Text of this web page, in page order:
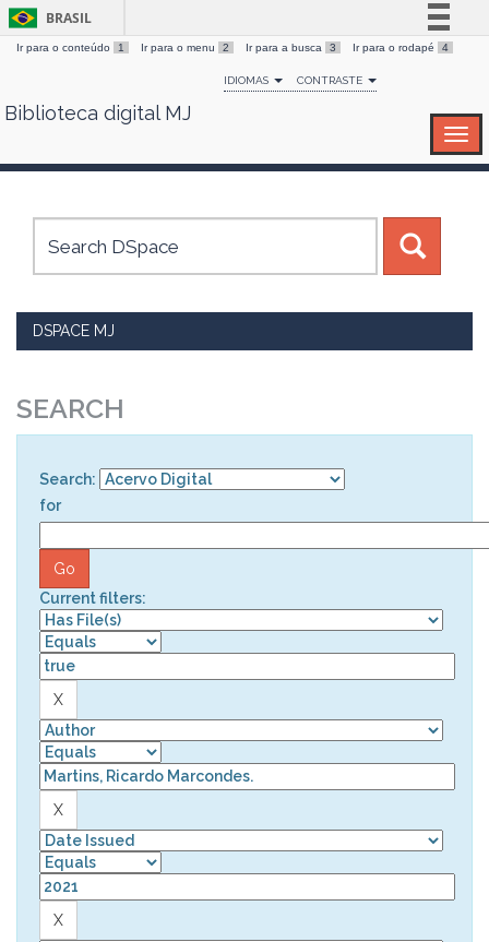
Skip
BRASIL
Simplifique!
Comunica BR
Canais
Ir para o conteúdo 1 Ir para o menu 2 Ir para a busca 3 Ir para o rodapé 4
IDIOMAS CONTRASTE
Biblioteca digital MJ
DSPACE MJ
SEARCH
Search:
for
Current filters: